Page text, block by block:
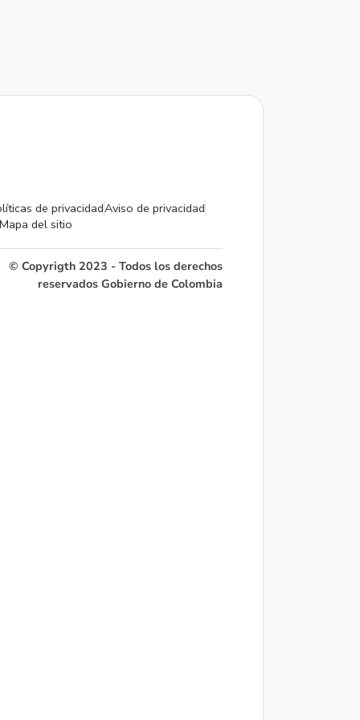
de privacidadAviso de privacidad
Mapa del sitio
© Copyrigth 2023 - Todos los derechos
reservados Gobierno de Colombia